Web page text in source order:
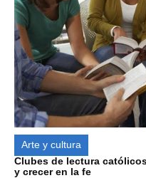
Arte y cultura
Clubes de lectura
y crecer en la fe